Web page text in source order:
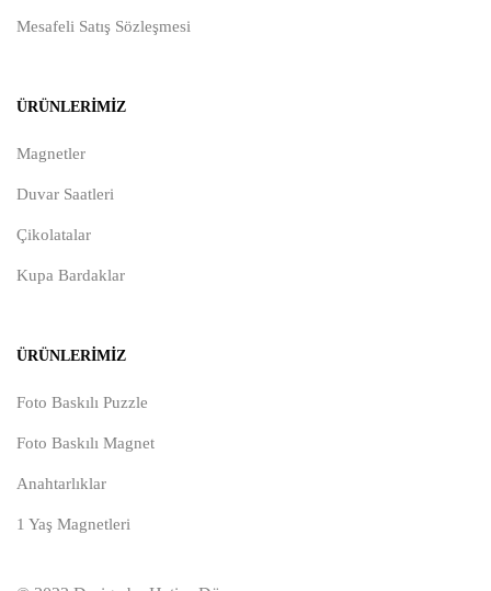
Mesafeli Satış Sözleşmesi
ÜRÜNLERIMIZ
Magnetler
Duvar Saatleri
Çikolatalar
Kupa Bardaklar
ÜRÜNLERIMIZ
Foto Baskılı Puzzle
Foto Baskılı Magnet
Anahtarlıklar
1 Yaş Magnetleri